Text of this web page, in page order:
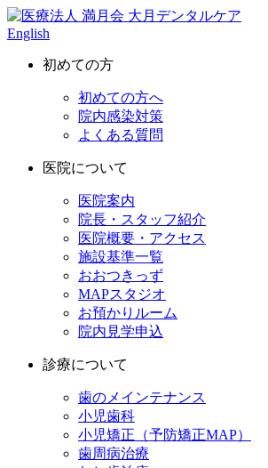
English
初めての方
初めての方へ
院内感染対策
よくある質問
医院について
医院案内
院長・スタッフ紹介
医院概要・アクセス
施設基準一覧
おおつきっず
MAPスタジオ
お預かりルーム
院内見学申込
診療について
歯のメインテナンス
小児歯科
小児矯正（予防矯正MAP）
歯周病治療